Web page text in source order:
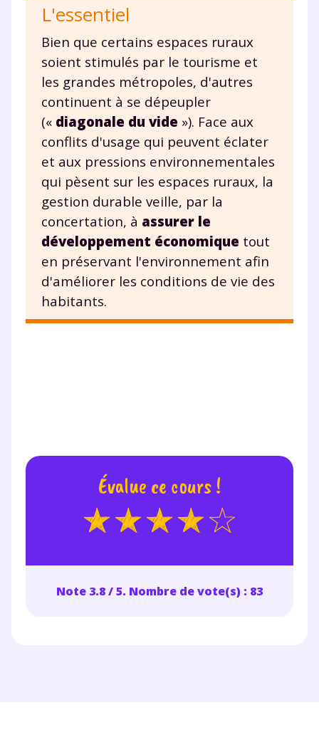
L'essentiel
Bien que certains espaces ruraux
soient stimulés par le tourisme et
les grandes métropoles, d'autres
continuent à se dépeupler
(« diagonale du vide »). Face aux
conflits d'usage qui peuvent éclater
et aux pressions environnementales
qui pèsent sur les espaces ruraux, la
gestion durable veille, par la
concertation, à assurer le
développement économique tout
en préservant l'environnement afin
d'améliorer les conditions de vie des
habitants.
Évalue ce cours !
Note 3.8 / 5. Nombre de vote(s) : 83